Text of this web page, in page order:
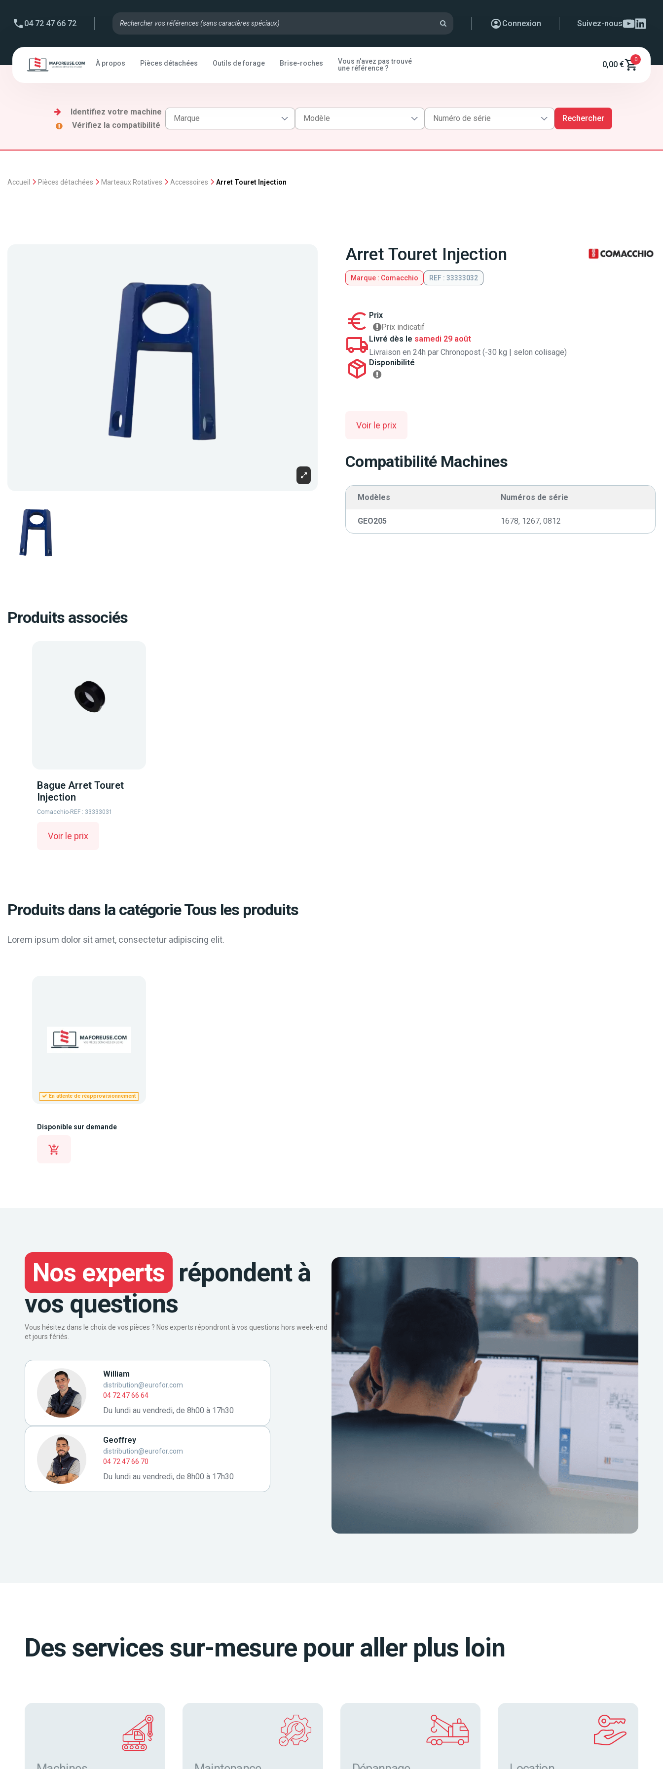
04 72 47 66 72 Connexion Suivez-nous
À propos Pièces détachées Outils de forage Brise-roches
Vous n'avez pas trouvé
une référence ?
0,00 €
0
Identifiez votre machine
Vérifiez la compatibilité
Rechercher
Accueil Pièces détachées Marteaux Rotatives Accessoires Arret Touret Injection
Arret Touret Injection
Marque : Comacchio REF : 33333032
Prix
Prix indicatif
Livré dès le samedi 29 août
Livraison en 24h par Chronopost (-30 kg | selon colisage)
Disponibilité
Voir le prix
Compatibilité Machines
Modèles Numéros de série
GEO205 1678, 1267, 0812
Produits associés
Bague Arret Touret
Injection
Comacchio-REF : 33333031
Voir le prix
Produits dans la catégorie Tous les produits
Lorem ipsum dolor sit amet, consectetur adipiscing elit.
En attente de réapprovisionnement
Disponible sur demande
Nos experts répondent à
vos questions
Vous hésitez dans le choix de vos pièces ? Nos experts répondront à vos questions hors week-end
et jours fériés.
William
distribution@eurofor.com
04 72 47 66 64
Du lundi au vendredi, de 8h00 à 17h30
Geoffrey
distribution@eurofor.com
04 72 47 66 70
Du lundi au vendredi, de 8h00 à 17h30
Des services sur-mesure pour aller plus loin